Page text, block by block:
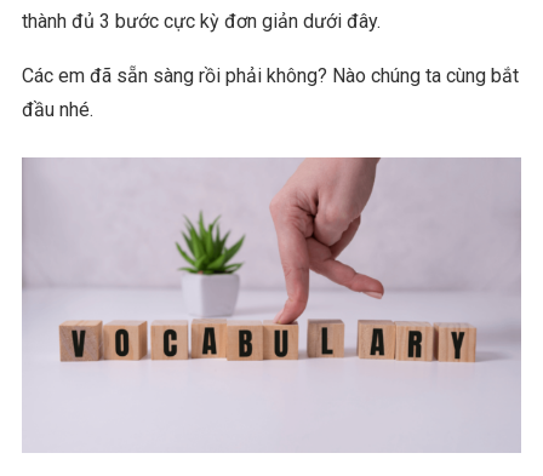
thành đủ 3 bước cực kỳ đơn giản dưới đây.
Các em đã sẵn sàng rồi phải không? Nào chúng ta cùng bắt
đầu nhé.